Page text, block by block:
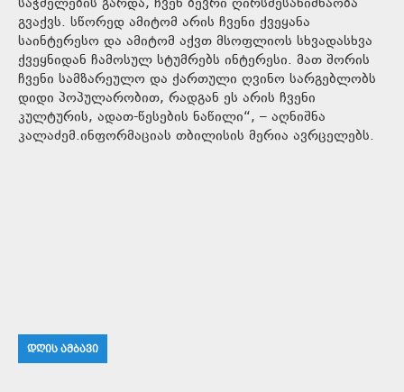
გვაქვს. სწორედ ამიტომ არის ჩვენი ქვეყანა
საინტერესო და ამიტომ აქვთ მსოფლიოს სხვადასხვა
ქვეყნიდან ჩამოსულ სტუმრებს ინტერესი. მათ შორის
ჩვენი სამზარეულო და ქართული ღვინო სარგებლობს
დიდი პოპულარობით, რადგან ეს არის ჩვენი
კულტურის, ადათ-წესების ნაწილი“, – აღნიშნა
კალაძემ.ინფორმაციას თბილისის მერია ავრცელებს.
ᲓᲦᲘᲡ ᲐᲛᲑᲐᲕᲘ